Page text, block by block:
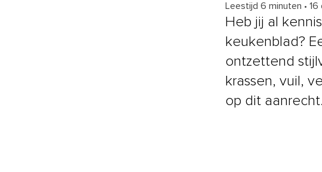
Leestijd 6 minuten • 16
Heb jij al
keukenblad?
ontzettend
krassen, vuil,
op dit aanrecht.